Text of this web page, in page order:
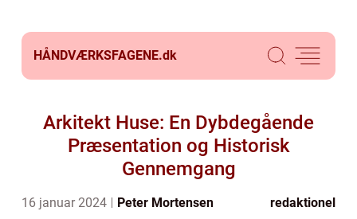
HÅNDVÆRKSFAGENE.dk
Arkitekt Huse: En Dybdegående
Præsentation og Historisk
Gennemgang
16 januar 2024 Peter Mortensen redaktionel